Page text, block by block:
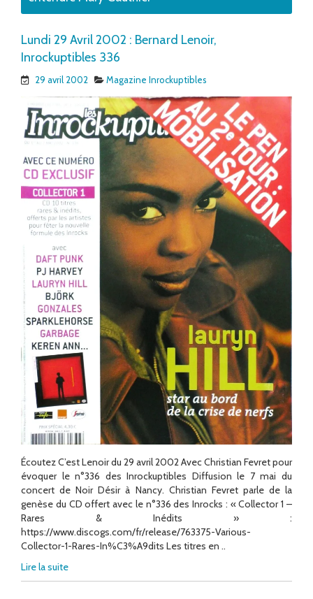
Lundi 29 Avril 2002 : Bernard Lenoir,
Inrockuptibles 336
29 avril 2002 Magazine Inrockuptibles
Écoutez C’est Lenoir du 29 avril 2002 Avec Christian Fevret pour
évoquer le n°336 des Inrockuptibles Diffusion le 7 mai du
concert de Noir Désir à Nancy. Christian Fevret parle de la
genèse du CD offert avec le n°336 des Inrocks : « Collector 1 –
Rares & Inédits » :
https://www.discogs.com/fr/release/763375-Various-
Collector-1-Rares-In%C3%A9dits Les titres en ..
Lire la suite